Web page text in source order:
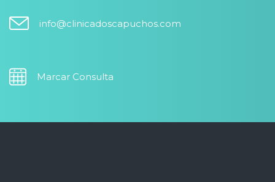
info@clinicadoscapuchos.com
Marcar Consulta